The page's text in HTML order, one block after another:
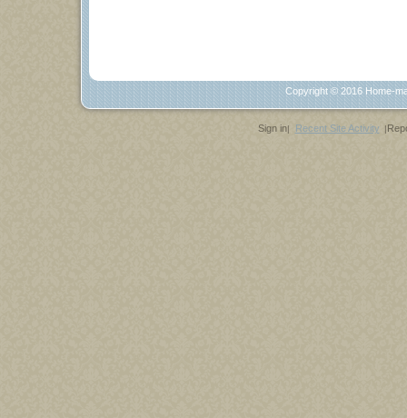
Copyright © 2016 Home-
Sign in| Recent Site Activity |